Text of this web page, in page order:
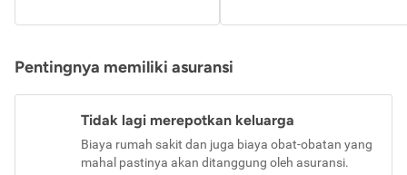
Pentingnya memiliki asuransi
Tidak lagi merepotkan keluarga
Biaya rumah sakit dan juga biaya obat-obatan yang
mahal pastinya akan ditanggung oleh asuransi.